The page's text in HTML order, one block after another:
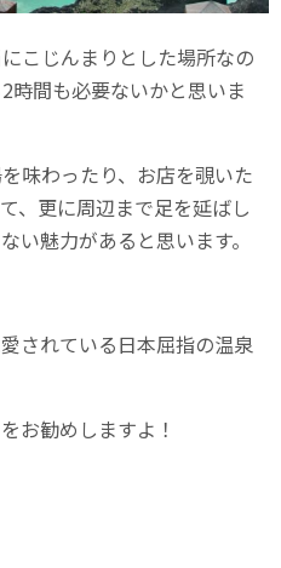
こじんまりとした場所なの
時間も必要ないかと思いま
味わったり、お店を覗いた
、更に周辺まで足を延ばし
い魅力があると思います。
されている日本屈指の温泉
お勧めしますよ！